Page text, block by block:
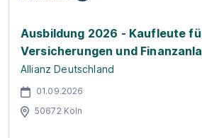
Ausbildung 2026 - Kaufleute
Versicherungen und
Allianz Deutschland
01.09.2026
50672 Köln